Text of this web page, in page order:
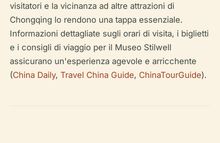
visitatori e la vicinanza ad altre attrazioni di
Chongqing lo rendono una tappa essenziale.
Informazioni dettagliate sugli orari di visita, i biglietti
e i consigli di viaggio per il Museo Stilwell
assicurano un'esperienza agevole e arricchente
(China Daily, Travel China Guide, ChinaTourGuide).